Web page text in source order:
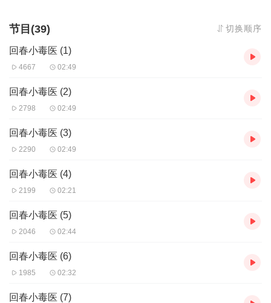
节目(39) 切换顺序
回春小毒医 (1)
4667 02:49
回春小毒医 (2)
2798 02:49
回春小毒医 (3)
2290 02:49
回春小毒医 (4)
2199 02:21
回春小毒医 (5)
2046 02:44
回春小毒医 (6)
1985 02:32
回春小毒医 (7)